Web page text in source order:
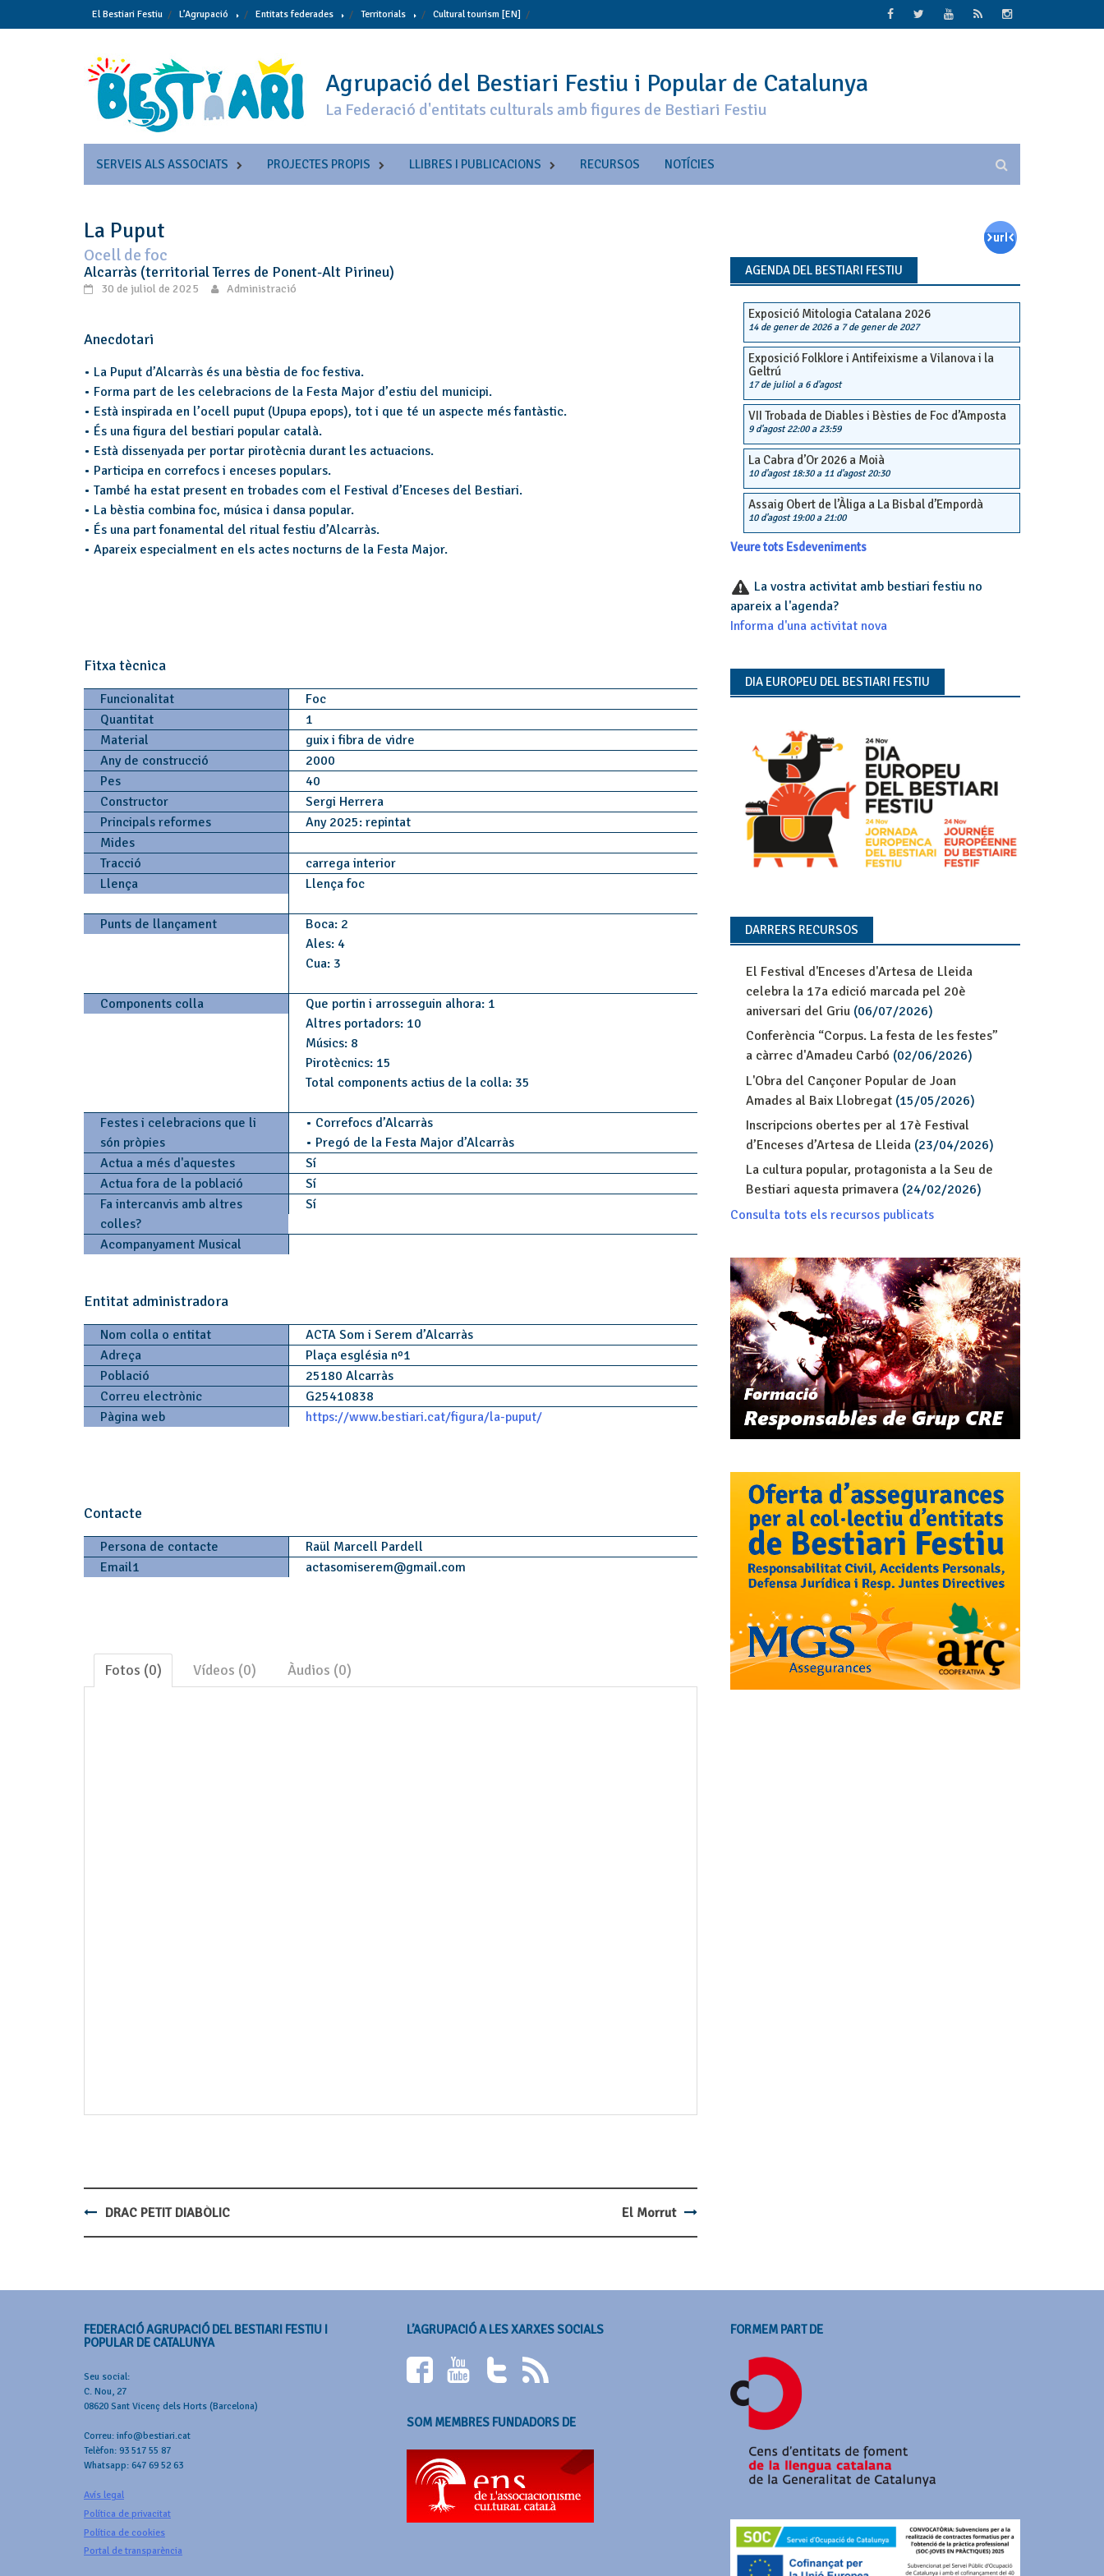
to
El Bestiari Festiu L’Agrupació Entitats federades Territorials Cultural tourism [EN]
Agrupació del Bestiari Festiu i Popular de Catalunya
La Federació d'entitats culturals amb figures de Bestiari Festiu
SERVEIS ALS ASSOCIATS PROJECTES PROPIS LLIBRES I PUBLICACIONS RECURSOS NOTÍCIES
La Puput
Ocell de foc
Alcarràs (territorial Terres de Ponent-Alt Pirineu)
30 de juliol de 2025 Administració
Anecdotari
• La Puput d’Alcarràs és una bèstia de foc festiva.
• Forma part de les celebracions de la Festa Major d’estiu del municipi.
• Està inspirada en l’ocell puput (Upupa epops), tot i que té un aspecte més fantàstic.
• És una figura del bestiari popular català.
• Està dissenyada per portar pirotècnia durant les actuacions.
• Participa en correfocs i enceses populars.
• També ha estat present en trobades com el Festival d’Enceses del Bestiari.
• La bèstia combina foc, música i dansa popular.
• És una part fonamental del ritual festiu d’Alcarràs.
• Apareix especialment en els actes nocturns de la Festa Major.
Fitxa tècnica
Funcionalitat
Foc
Quantitat
1
Material
guix i fibra de vidre
Any de construcció
2000
Pes
40
Constructor
Sergi Herrera
Principals reformes
Any 2025: repintat
Mides
Tracció
carrega interior
Llença
Llença foc
Punts de llançament
Boca: 2
Ales: 4
Cua: 3
Components colla
Que portin i arrosseguin alhora: 1
Altres portadors: 10
Músics: 8
Pirotècnics: 15
Total components actius de la colla: 35
Festes i celebracions que li
són pròpies
• Correfocs d’Alcarràs
• Pregó de la Festa Major d’Alcarràs
Actua a més d'aquestes
Sí
Actua fora de la població
Sí
Fa intercanvis amb altres
colles?
Sí
Acompanyament Musical
Entitat administradora
Nom colla o entitat
ACTA Som i Serem d’Alcarràs
Adreça
Plaça església nº1
Població
25180 Alcarràs
Correu electrònic
G25410838
Pàgina web
https://www.bestiari.cat/figura/la-puput/
Contacte
Persona de contacte
Raül Marcell Pardell
Email1
actasomiserem@gmail.com
Fotos (0) Vídeos (0) Àudios (0)
Post
DRAC PETIT DIABÒLIC El Morrut
AGENDA DEL BESTIARI FESTIU
Exposició Mitologia Catalana 2026
14 de gener de 2026a 7 de gener de 2027
Exposició Folklore i Antifeixisme a Vilanova i la
Geltrú
17 de juliola 6 d'agost
VII Trobada de Diables i Bèsties de Foc d’Amposta
9 d'agost 22:00a 23:59
La Cabra d’Or 2026 a Moià
10 d'agost 18:30a 11 d'agost 20:30
Assaig Obert de l’Àliga a La Bisbal d’Empordà
10 d'agost 19:00a 21:00
Veure tots Esdeveniments
La vostra activitat amb bestiari festiu no
apareix a l'agenda?
Informa d'una activitat nova
DIA EUROPEU DEL BESTIARI FESTIU
DARRERS RECURSOS
El Festival d'Enceses d'Artesa de Lleida
celebra la 17a edició marcada pel 20è
aniversari del Griu(06/07/2026)
Conferència “Corpus. La festa de les festes”
a càrrec d'Amadeu Carbó (02/06/2026)
L'Obra del Cançoner Popular de Joan
Amades al Baix Llobregat(15/05/2026)
Inscripcions obertes per al 17è Festival
d’Enceses d’Artesa de Lleida(23/04/2026)
La cultura popular, protagonista a la Seu de
Bestiari aquesta primavera(24/02/2026)
Consulta tots els recursos publicats
FEDERACIÓ AGRUPACIÓ DEL BESTIARI FESTIU I
POPULAR DE CATALUNYA
Seu social:
C. Nou, 27
08620 Sant Vicenç dels Horts (Barcelona)
Correu: info@bestiari.cat
Telèfon: 93 517 55 87
Whatsapp: 647 69 52 63
Avís legal
Política de privacitat
Política de cookies
Portal de transparència
L’AGRUPACIÓ A LES XARXES SOCIALS
SOM MEMBRES FUNDADORS DE
FORMEM PART DE